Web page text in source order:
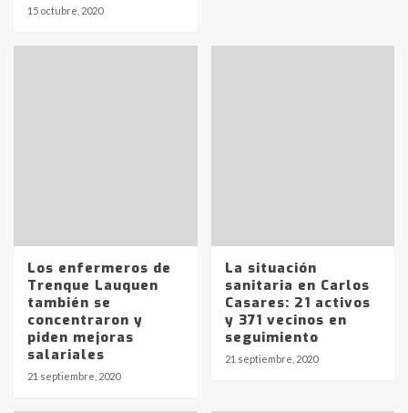
15 octubre, 2020
Los enfermeros de
Trenque Lauquen
también se
concentraron y
piden mejoras
salariales
21 septiembre, 2020
La situación
sanitaria en Carlos
Casares: 21 activos
y 371 vecinos en
seguimiento
21 septiembre, 2020